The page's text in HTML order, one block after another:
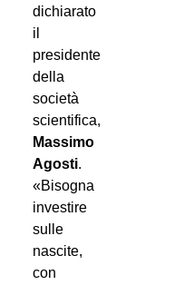
dichiarato
il
presidente
della
società
scientifica,
Massimo
Agosti.
«Bisogna
investire
sulle
nascite,
con